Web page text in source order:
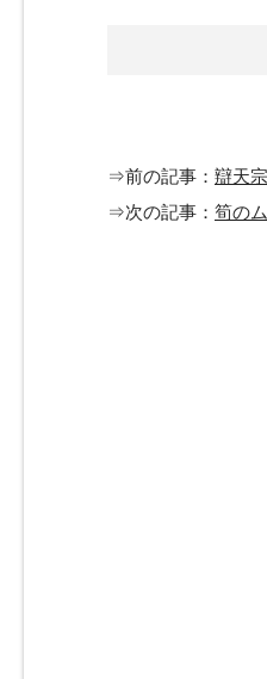
⇒前の記事： 辯天
⇒次の記事： 筍の